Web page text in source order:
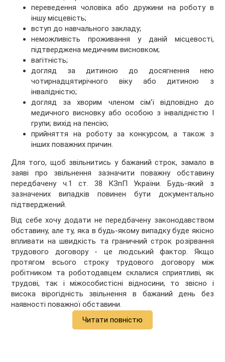
переведення чоловіка або дружини на роботу в
іншу місцевість;
вступ до навчального закладу;
неможливість проживання у даній місцевості,
підтверджена медичним висновком;
вагітність;
догляд за дитиною до досягнення нею
чотирнадцятирічного віку або дитиною з
інвалідністю;
догляд за хворим членом сім'ї відповідно до
медичного висновку або особою з інвалідністю I
групи; вихід на пенсію;
прийняття на роботу за конкурсом, а також з
інших поважних причин.
Для того, щоб звільнитись у бажаний строк, замало в
заяві про звільнення зазначити поважну обставину
передбачену ч.1 ст. 38 КЗпП України. Будь-який з
зазначених випадків повинен бути документально
підтверджений.
Від себе хочу додати не передбачену законодавством
обставину, але ту, яка в будь-якому випадку буде якісно
впливати на швидкість та граничний строк розірвання
трудового договору - це людський фактор. Якщо
протягом всього строку трудового договору між
робітником та роботодавцем склалися сприятливі, як
трудові, так і міжособистісні відносини, то звісно і
висока вірогідність звільнення в бажаний день без
наявності поважної обставини.
Читати повністю